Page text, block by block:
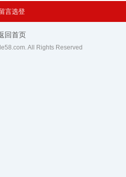
言选登
回首页
All Rights Reserved